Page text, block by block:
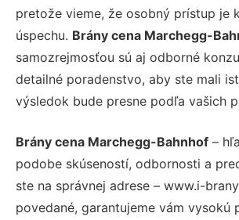
pretože vieme, že osobný prístup je
úspechu. Brány cena Marchegg-
samozrejmosťou sú aj odborné
detailné poradenstvo, aby ste mali
výsledok bude presne podľa vašich
Brány cena Marchegg-Bahnhof –
podobe skúseností, odbornosti a
ste na správnej adrese – www.i-
povedané, garantujeme vám vysokú